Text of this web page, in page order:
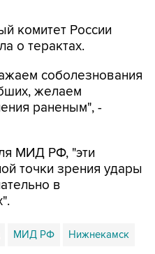
комитет России
о терактах.
соболезнования
желаем
раненым", -
МИД РФ, "эти
точки зрения удары
в
МИД РФ Нижнекамск